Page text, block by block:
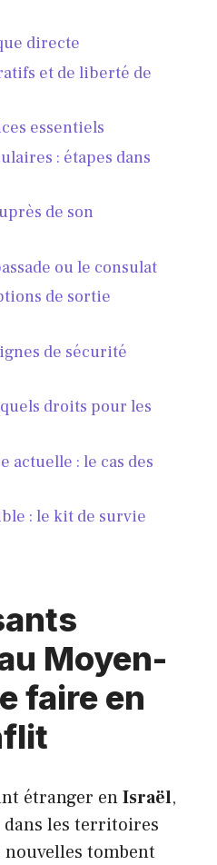
directe
et de liberté de
essentiels
: étapes dans
de son
ou le consulat
de sortie
de sécurité
droits pour les
actuelle : le cas des
: le kit de survie
Moyen-
faire en
étranger enIsraël,
dans les territoires
tombent